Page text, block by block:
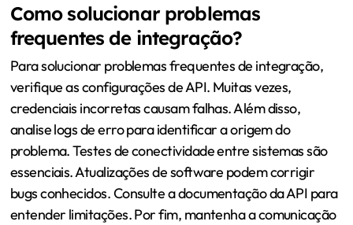
Como solucionar problemas
frequentes de integração?
Para solucionar problemas frequentes de integração,
verifique as configurações de API. Muitas vezes,
credenciais incorretas causam falhas. Além disso,
analise logs de erro para identificar a origem do
problema. Testes de conectividade entre sistemas são
essenciais. Atualizações de software podem corrigir
bugs conhecidos. Consulte a documentação da API para
entender limitações. Por fim, mantenha a comunicação